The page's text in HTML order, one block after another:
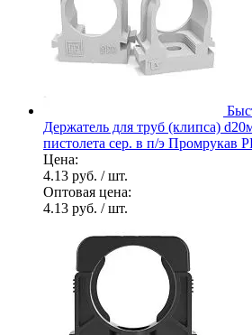
Держатель для труб (клипса)
пистолета сер. в п/э Промрукав
Цена:
4.13 руб. / шт.
Оптовая цена:
4.13 руб. / шт.